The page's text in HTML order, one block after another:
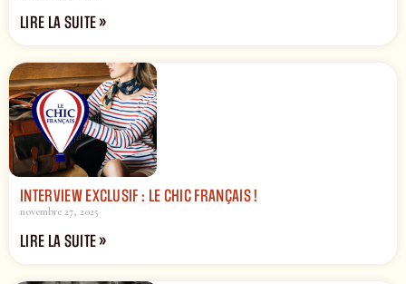
LIRE LA SUITE »
INTERVIEW EXCLUSIF : LE CHIC FRANÇAIS !
novembre 27, 2025
LIRE LA SUITE »